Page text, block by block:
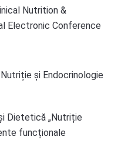
Nutrition &
Electronic Conference
și Endocrinologie
Dietetică „Nutriție
funcționale